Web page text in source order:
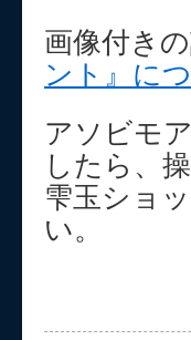
画像付き
ント』に
アソビモ
したら、
雫玉ショ
い。